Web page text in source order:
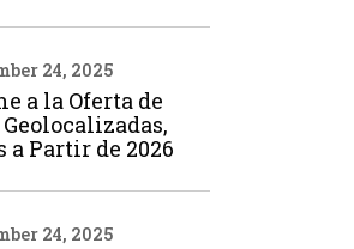
24, 2025
a la Oferta de
a Partir de 2026
24, 2025